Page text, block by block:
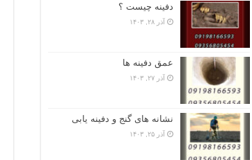
دفینه چیست ؟
آذر ۲۸, ۱۴۰۳
عمق دفینه ها
آذر ۲۷, ۱۴۰۳
نشانه های گنج و دفینه یابی
آذر ۲۵, ۱۴۰۳